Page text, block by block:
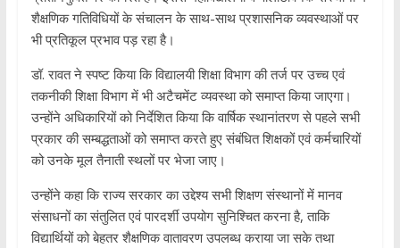
शैक्षणिक गतिविधियों के संचालन के साथ-साथ प्रशासनिक व्यवस्थाओं पर
भी प्रतिकूल प्रभाव पड़ रहा है।
डॉ. रावत ने स्पष्ट किया कि विद्यालयी शिक्षा विभाग की तर्ज पर उच्च एवं
तकनीकी शिक्षा विभाग में भी अटैचमेंट व्यवस्था को समाप्त किया जाएगा।
उन्होंने अधिकारियों को निर्देशित किया कि वार्षिक स्थानांतरण से पहले सभी
प्रकार की सम्बद्धताओं को समाप्त करते हुए संबंधित शिक्षकों एवं कर्मचारियों
को उनके मूल तैनाती स्थलों पर भेजा जाए।
उन्होंने कहा कि राज्य सरकार का उद्देश्य सभी शिक्षण संस्थानों में मानव
संसाधनों का संतुलित एवं पारदर्शी उपयोग सुनिश्चित करना है, ताकि
विद्यार्थियों को बेहतर शैक्षणिक वातावरण उपलब्ध कराया जा सके तथा